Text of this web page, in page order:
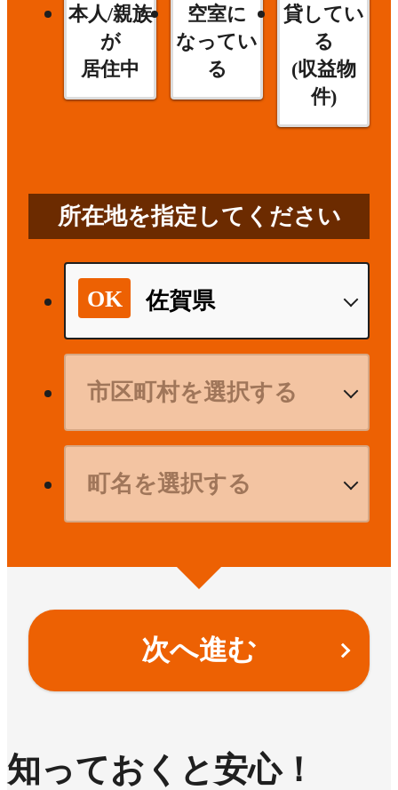
本人/親族
が
居住中
空室に
なってい
る
貸してい
る
(収益物
件)
所在地を指定してください
次へ進む
知っておくと安心！